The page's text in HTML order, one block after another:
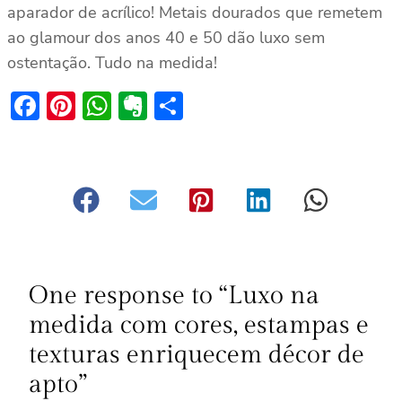
aparador de acrílico! Metais dourados que remetem
ao glamour dos anos 40 e 50 dão luxo sem
ostentação. Tudo na medida!
Facebook
Pinterest
WhatsApp
Evernote
One response to “Luxo na
medida com cores, estampas e
texturas enriquecem décor de
apto”